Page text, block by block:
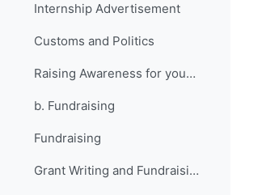
Internship Advertisement
Customs and Politics
Raising Awareness for your Project - Lessons from Previous Fellows
b. Fundraising
Fundraising
Grant Writing and Fundraising Guide-sheet